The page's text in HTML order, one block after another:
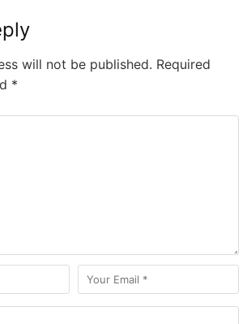
will not be published. Required
*